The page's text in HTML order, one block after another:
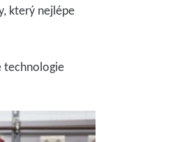
který nejlépe
technologie